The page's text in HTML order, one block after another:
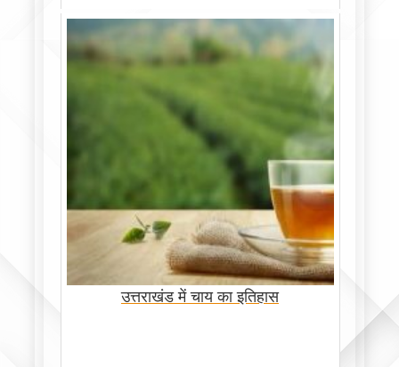
उत्तराखंड में चाय का इतिहास